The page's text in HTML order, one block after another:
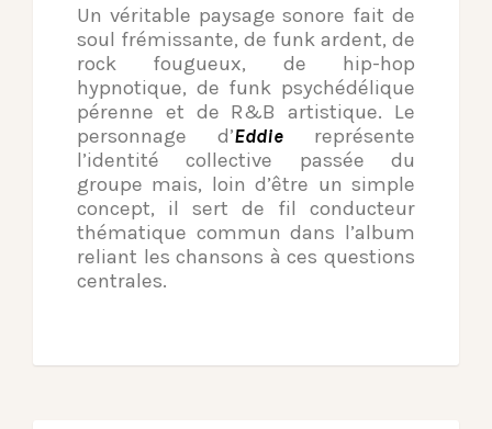
Un véritable paysage sonore fait de
soul frémissante, de funk ardent, de
rock fougueux, de hip-hop
hypnotique, de funk psychédélique
pérenne et de R&B artistique. Le
personnage d’Eddie
représente
l’identité collective passée du
groupe mais, loin d’être un simple
concept, il sert de fil conducteur
thématique commun dans l’album
reliant les chansons à ces questions
centrales.